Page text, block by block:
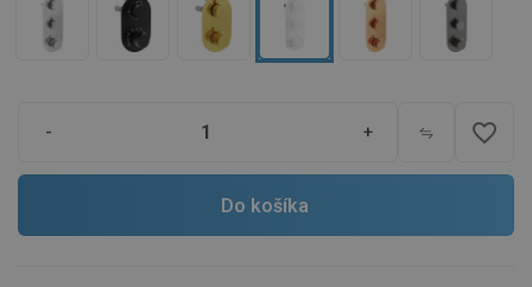
- + favorite_border
Do košíka